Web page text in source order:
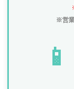
※営
📱